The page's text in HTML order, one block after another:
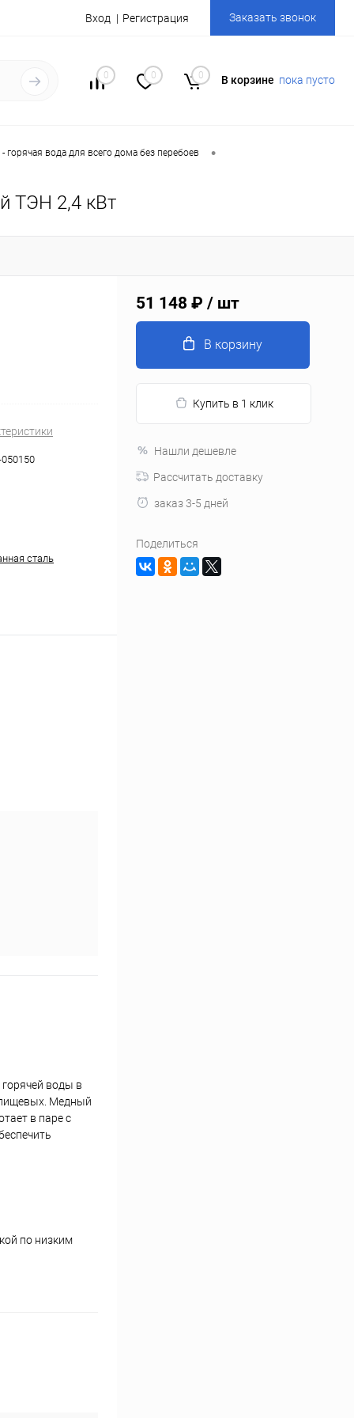
Вход Регистрация Заказать звонок
0 0 0 В корзине пока пусто
горячая вода для всего дома без перебоев •
ТЭН 2,4 кВт
сталь
воды в
Медный
в паре с
по низким
51 148 ₽ / шт
В корзину
Купить в 1 клик
Нашли дешевле
Рассчитать доставку
заказ 3-5 дней
Поделиться